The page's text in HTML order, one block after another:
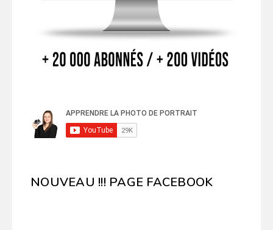
NOUVEAU !!! PAGE FACEBOOK